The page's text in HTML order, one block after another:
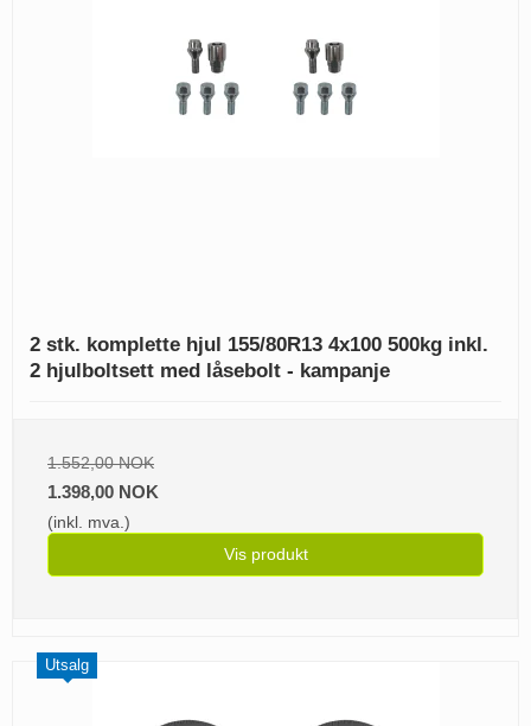
2 stk. komplette hjul 155/80R13 4x100 500kg inkl.
2 hjulboltsett med låsebolt - kampanje
1.552,00 NOK
1.398,00 NOK
(inkl. mva.)
Vis produkt
Utsalg